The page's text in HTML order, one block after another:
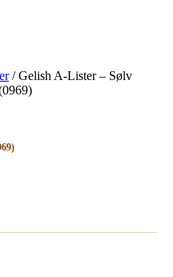
/Gelish A-Lister – Sølv